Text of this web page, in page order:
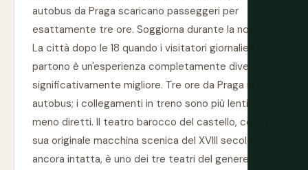
autobus da Praga scaricano passeggeri per
esattamente tre ore. Soggiorna durante la notte.
La città dopo le 18 quando i visitatori giornalieri
partono è un'esperienza completamente diversa e
significativamente migliore. Tre ore da Praga in
autobus; i collegamenti in treno sono più lenti e
meno diretti. Il teatro barocco del castello, con la
sua originale macchina scenica del XVIII secolo
ancora intatta, è uno dei tre teatri del genere